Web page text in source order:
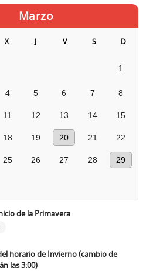
Marzo
X J V S D
1
4 5 6 7 8
11 12 13 14 15
18 19 20 21 22
25 26 27 28 29
de la Primavera
horario de Invierno (cambio de
las 3:00)